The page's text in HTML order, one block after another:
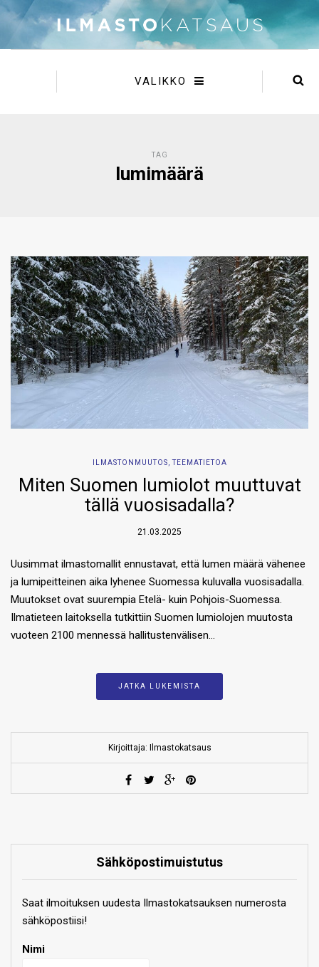
VALIKKO
TAG
lumimäärä
ILMASTONMUUTOS,TEEMATIETOA
Miten Suomen lumiolot muuttuvat
tällä vuosisadalla?
21.03.2025
Uusimmat ilmastomallit ennustavat, että lumen määrä vähenee
ja lumipeitteinen aika lyhenee Suomessa kuluvalla vuosisadalla.
Muutokset ovat suurempia Etelä- kuin Pohjois-Suomessa.
Ilmatieteen laitoksella tutkittiin Suomen lumiolojen muutosta
vuoteen 2100 mennessä hallitustenvälisen…
JATKA LUKEMISTA
Kirjoittaja: Ilmastokatsaus
Sähköpostimuistutus
Saat ilmoituksen uudesta Ilmastokatsauksen numerosta
sähköpostiisi!
Nimi